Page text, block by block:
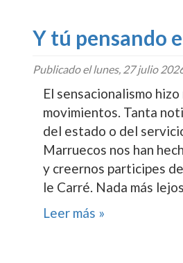
Y tú pensando
Publicado ellunes, 27 julio
El sensacionalismo
movimientos. Tanta
del estado o del
Marruecos nos han
y creernos participes
le Carré. Nada más
Leer más »